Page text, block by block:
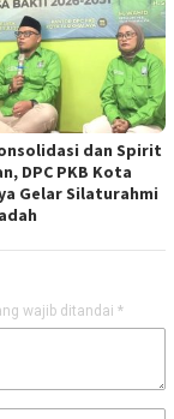
dan Spirit
DPC PKB Kota
Gelar Silaturahmi
wajib ditandai *